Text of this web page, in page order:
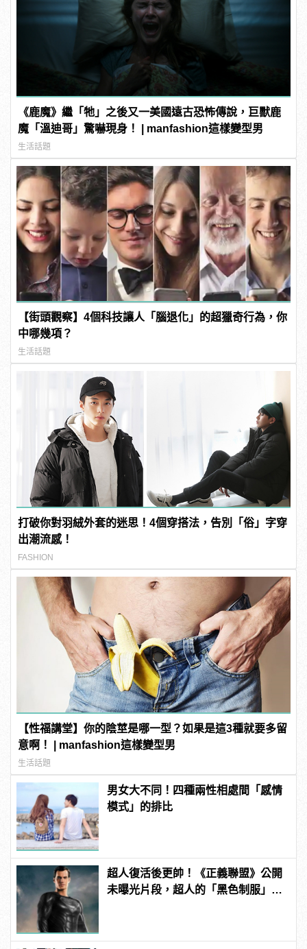
《鹿魔》繼「牠」之後又一美國遠古恐怖傳說，巨獸鹿
魔「溫迪哥」驚嚇現身！ | manfashion這樣變型男
生活話題
【街頭觀察】4個科技讓人「腦退化」的超獵奇行為，你
中哪幾項？
生活話題
打破你對羽絨外套的迷思！4個穿搭法，告別「俗」字穿
出潮流感！
FASHION
【性福講堂】你的陰莖是哪一型？如果是這3種就要多留
意啊！ | manfashion這樣變型男
生活話題
男女大不同！四種兩性相處間「感情
模式」的排比
超人復活後更帥！《正義聯盟》公開
未曝光片段，超人的「黑色制服」首